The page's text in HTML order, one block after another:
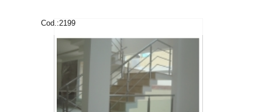
Cod.:2199